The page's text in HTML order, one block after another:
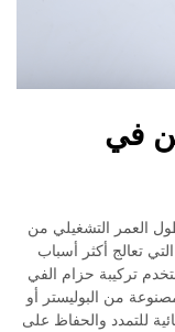
في
العمر التشغيلي من
تعالج أكثر أسباب
تركيبة حزام الفي
من البوليستر أو
للتمدد والحفاظ على